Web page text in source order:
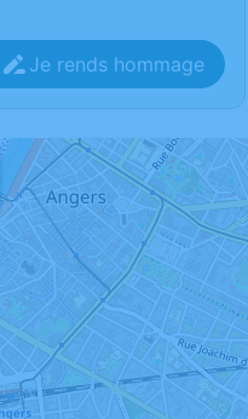
Je rends hommage